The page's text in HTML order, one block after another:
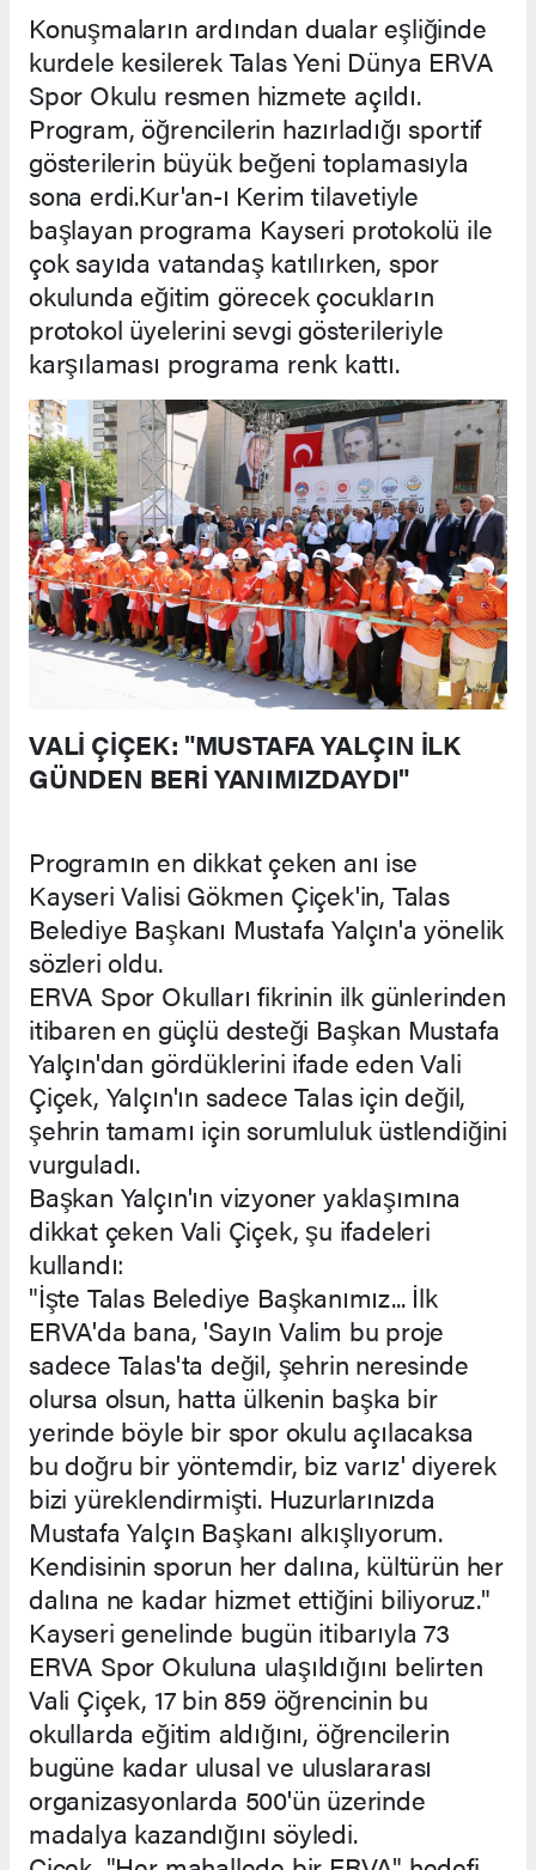
Konuşmaların ardından dualar eşliğinde
kurdele kesilerek Talas Yeni Dünya ERVA
Spor Okulu resmen hizmete açıldı.
Program, öğrencilerin hazırladığı sportif
gösterilerin büyük beğeni toplamasıyla
sona erdi.Kur'an-ı Kerim tilavetiyle
başlayan programa Kayseri protokolü ile
çok sayıda vatandaş katılırken, spor
okulunda eğitim görecek çocukların
protokol üyelerini sevgi gösterileriyle
karşılaması programa renk kattı.
VALİ ÇİÇEK: "MUSTAFA YALÇIN İLK
GÜNDEN BERİ YANIMIZDAYDI"
Programın en dikkat çeken anı ise
Kayseri Valisi Gökmen Çiçek'in, Talas
Belediye Başkanı Mustafa Yalçın'a yönelik
sözleri oldu.
ERVA Spor Okulları fikrinin ilk günlerinden
itibaren en güçlü desteği Başkan Mustafa
Yalçın'dan gördüklerini ifade eden Vali
Çiçek, Yalçın'ın sadece Talas için değil,
şehrin tamamı için sorumluluk üstlendiğini
vurguladı.
Başkan Yalçın'ın vizyoner yaklaşımına
dikkat çeken Vali Çiçek, şu ifadeleri
kullandı:
"İşte Talas Belediye Başkanımız... İlk
ERVA'da bana, 'Sayın Valim bu proje
sadece Talas'ta değil, şehrin neresinde
olursa olsun, hatta ülkenin başka bir
yerinde böyle bir spor okulu açılacaksa
bu doğru bir yöntemdir, biz varız' diyerek
bizi yüreklendirmişti. Huzurlarınızda
Mustafa Yalçın Başkanı alkışlıyorum.
Kendisinin sporun her dalına, kültürün her
dalına ne kadar hizmet ettiğini biliyoruz."
Kayseri genelinde bugün itibarıyla 73
ERVA Spor Okuluna ulaşıldığını belirten
Vali Çiçek, 17 bin 859 öğrencinin bu
okullarda eğitim aldığını, öğrencilerin
bugüne kadar ulusal ve uluslararası
organizasyonlarda 500'ün üzerinde
madalya kazandığını söyledi.